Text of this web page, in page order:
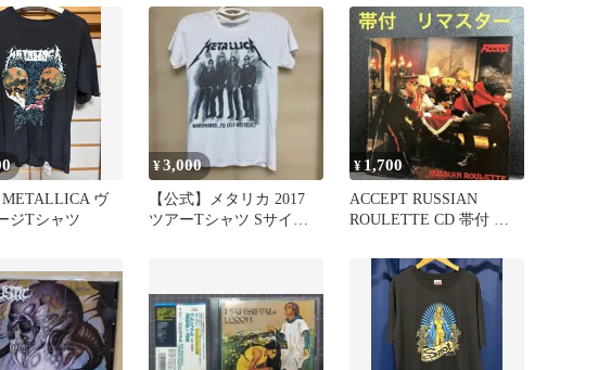
ヴ
ジTシャツ
¥3,000
【公式】メタリカ 2017
ツアーTシャツ Sサイズ
¥ 1,700
ACCEPT RUSSIAN
ROULETTE CD 帯付 リ